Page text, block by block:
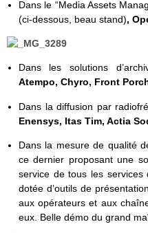
Dans le “Media Assets
(ci-dessous, beau stand),
Dans les solutions
Atempo, Chyro, Front
Dans la diffusion par
Enensys, Itas Tim, Actia
Dans la mesure de qualité
ce dernier proposant une
service de tous les services
dotée d’outils de
aux opérateurs et aux
eux. Belle démo du grand